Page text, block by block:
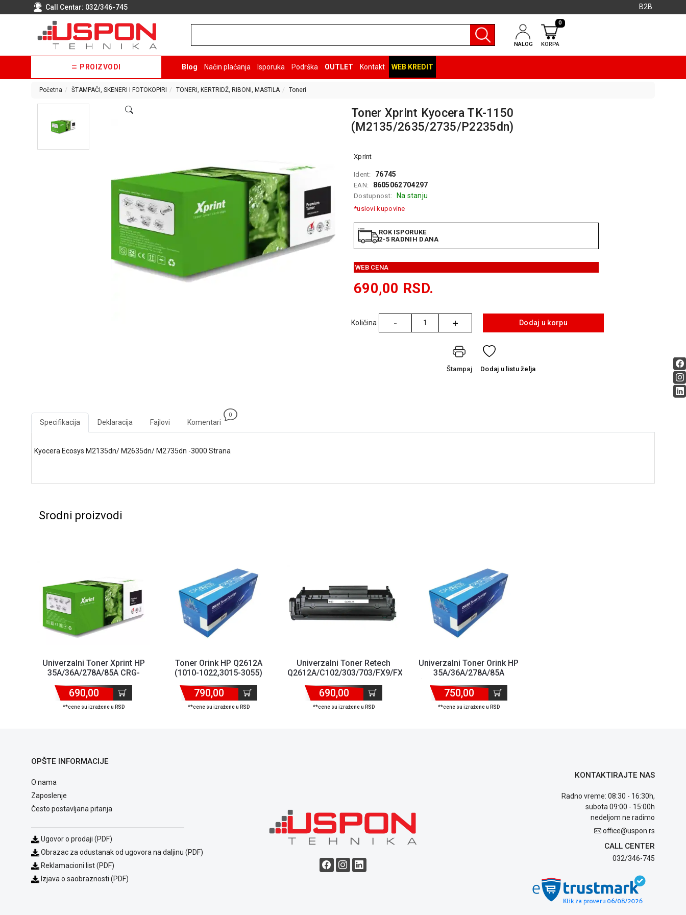
Call Centar: 032/346-745 B2B
NALOG KORPA
0
PROIZVODI Blog Način plaćanja Isporuka Podrška OUTLET Kontakt WEB KREDIT
Početna ŠTAMPAČI, SKENERI I FOTOKOPIRI TONERI, KERTRIDŽ, RIBONI, MASTILA Toneri
Toner Xprint Kyocera TK-1150
(M2135/2635/2735/P2235dn)
Xprint
Ident: 76745
EAN: 8605062704297
Dostupnost: Na stanju
*uslovi kupovine
ROK ISPORUKE
2-5 RADNIH DANA
WEB CENA
690,00 RSD.
Količina - + Dodaj u korpu
Štampaj Dodaj u listu želja
Specifikacija Deklaracija Fajlovi Komentari
0
Kyocera Ecosys M2135dn/ M2635dn/ M2735dn -3000 Strana
Srodni proizvodi
Univerzalni Toner Xprint HP
35A/36A/278A/85A CRG-
690,00
**cene su izražene u RSD
Toner Orink HP Q2612A
(1010-1022,3015-3055)
790,00
**cene su izražene u RSD
Univerzalni Toner Retech
Q2612A/C102/303/703/FX9/FX10/L90/C104
690,00
**cene su izražene u RSD
Univerzalni Toner Orink HP
35A/36A/278A/85A
750,00
**cene su izražene u RSD
OPŠTE INFORMACIJE
O nama
Zaposlenje
Često postavljana pitanja
Ugovor o prodaji (PDF)
Obrazac za odustanak od ugovora na daljinu (PDF)
Reklamacioni list (PDF)
Izjava o saobraznosti (PDF)
KONTAKTIRAJTE NAS
Radno vreme: 08:30 - 16:30h,
subota 09:00 - 15:00h
nedeljom ne radimo
office@uspon.rs
CALL CENTER
032/346-745